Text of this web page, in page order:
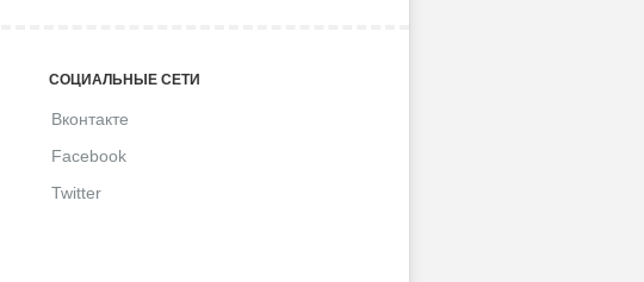
СОЦИАЛЬНЫЕ СЕТИ
Вконтакте
Facebook
Twitter